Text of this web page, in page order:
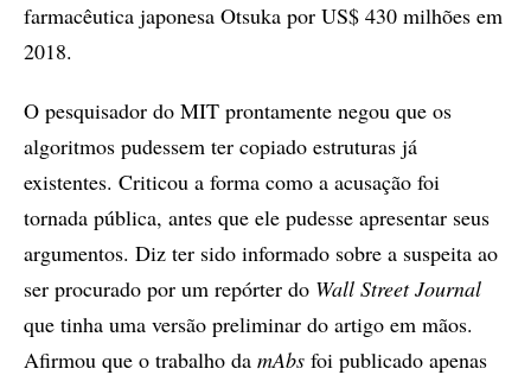
farmacêutica japonesa Otsuka por US$ 430 milhões em
2018.
O pesquisador do MIT prontamente negou que os
algoritmos pudessem ter copiado estruturas já
existentes. Criticou a forma como a acusação foi
tornada pública, antes que ele pudesse apresentar seus
argumentos. Diz ter sido informado sobre a suspeita ao
ser procurado por um repórter do Wall Street Journal
que tinha uma versão preliminar do artigo em mãos.
Afirmou que o trabalho da mAbs foi publicado apenas